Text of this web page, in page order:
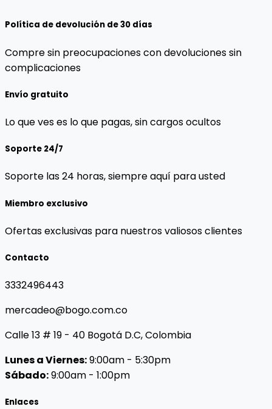
Política de devolución de 30 días
Compre sin preocupaciones con devoluciones sin
complicaciones
Envío gratuito
Lo que ves es lo que pagas, sin cargos ocultos
Soporte 24/7
Soporte las 24 horas, siempre aquí para usted
Miembro exclusivo
Ofertas exclusivas para nuestros valiosos clientes
Contacto
3332496443
mercadeo@bogo.com.co
Calle 13 # 19 - 40 Bogotá D.C, Colombia
Lunes a Viernes:9:00am - 5:30pm
Sábado:9:00am - 1:00pm
Enlaces